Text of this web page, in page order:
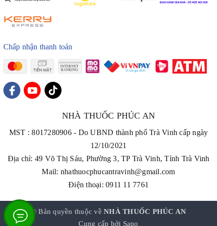
Chấp nhận thanh toán
NHÀ THUỐC PHÚC AN
MST : 8017280906 - Do UBND thành phố Trà Vinh cấp ngày
12/10/2021
Địa chỉ: 49 Võ Thị Sáu, Phường 3, TP Trà Vinh, Tỉnh Trà Vinh
Mail: nhathuocphucantravinh@gmail.com
Điện thoại: 0911 11 7761
© Bản quyền thuộc về NHÀ THUỐC PHÚC AN
Cung cấp bởi Sapo